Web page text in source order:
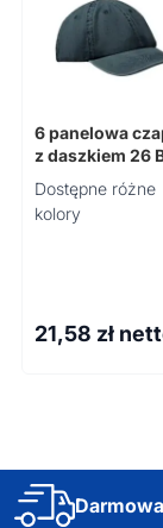
6 panelowa
z daszkiem 26
Dostępne różne
kolory
21,58 zł